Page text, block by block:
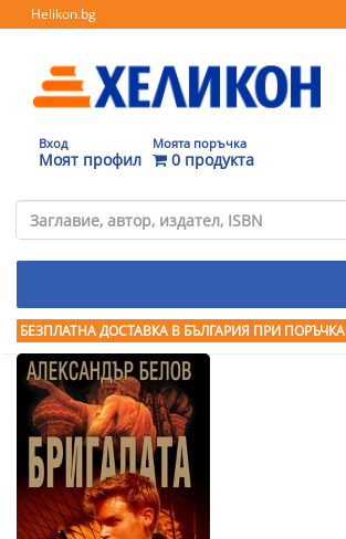
Helikon.bg
Вход
Моят профил
Моята поръчка
0 продукта
БЕЗПЛАТНА ДОСТАВКА В БЪЛГАРИЯ ПРИ ПОРЪЧКА